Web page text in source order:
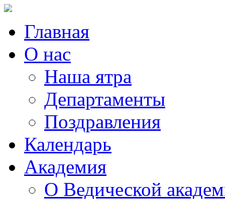
Главная
О нас
Наша ятра
Департаменты
Поздравления
Календарь
Академия
О Ведической